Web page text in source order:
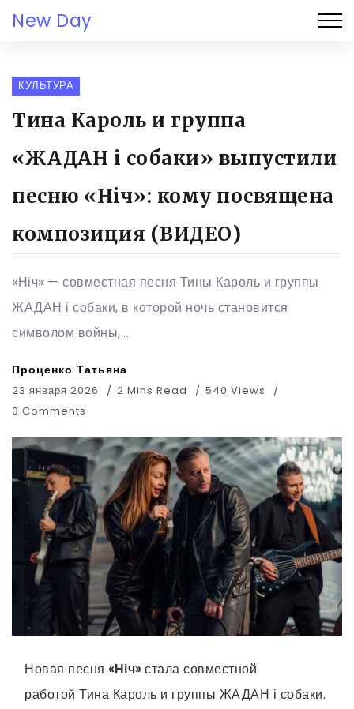
New Day
КУЛЬТУРА
Тина Кароль и группа
«ЖАДАН і собаки» выпустили
песню «Ніч»: кому посвящена
композиция (ВИДЕО)
«Ніч» — совместная песня Тины Кароль и группы
ЖАДАН і собаки, в которой ночь становится
символом войны,...
Проценко Татьяна
23 января 2026 2 Mins Read
540 Views
0 Comments
Новая песня «Ніч»стала совместной
работой Тина Кароль и группы ЖАДАН і собаки.